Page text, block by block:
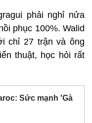
phải nghỉ nửa
phục 100%. Walid
chỉ 27 trận và ông
thuật, học hỏi rất
Sức mạnh 'Gà